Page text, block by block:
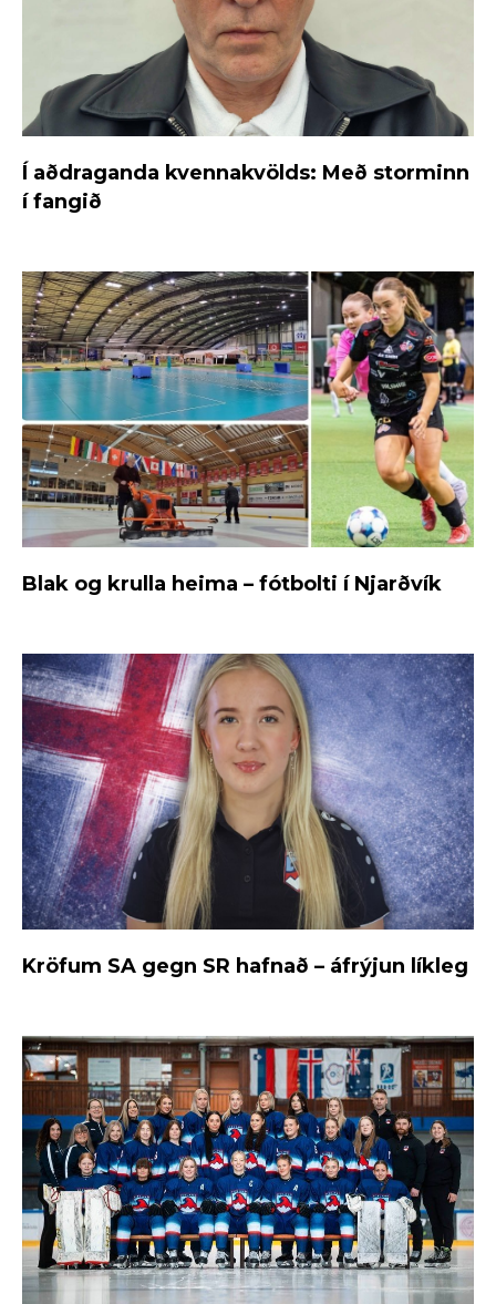
Í aðdraganda kvennakvölds: Með storminn
í fangið
Blak og krulla heima – fótbolti í Njarðvík
Kröfum SA gegn SR hafnað – áfrýjun líkleg